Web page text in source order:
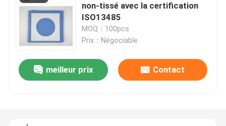
À la maison
Produits
Vidéos
non-tissé avec la certification
ISO13485
MOQ：100pcs
Prix：Négociable
meilleur prix Contact
Incisez chirurgical collant césarien drapent la poche individuelle de paquet pour l'hôpital